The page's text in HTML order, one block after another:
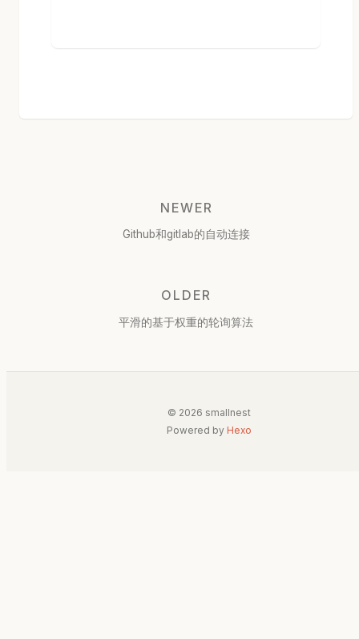
NEWER
Github和gitlab的自动连接
OLDER
平滑的基于权重的轮询算法
© 2026 smallnest
Powered by Hexo